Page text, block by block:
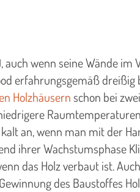
wenn seine Wände
erfahrungsgemäß
Holzhäusernschon bei
an, wenn man mit der
ihrer Wachstumsphase
das Holz verbaut ist.
des Baustoffes